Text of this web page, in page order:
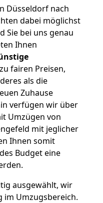
Düsseldorf nach
dabei möglichst
Sie bei uns genau
Ihnen
zu fairen Preisen,
als die
Zuhause
verfügen wir über
Umzügen von
mit jeglicher
Ihnen somit
Budget eine
ausgewählt, wir
im Umzugsbereich.